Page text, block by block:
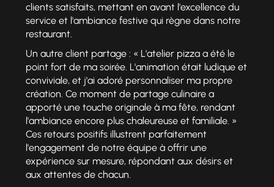
clients satisfaits, mettant en avant l'excellence du
service et l'ambiance festive qui règne dans notre
restaurant.
Un autre client partage : « L'atelier pizza a été le
point fort de ma soirée. L'animation était ludique et
conviviale, et j'ai adoré personnaliser ma propre
création. Ce moment de partage culinaire a
apporté une touche originale à ma fête, rendant
l'ambiance encore plus chaleureuse et familiale. »
Ces retours positifs illustrent parfaitement
l'engagement de notre équipe à offrir une
expérience sur mesure, répondant aux désirs et
aux attentes de chacun.